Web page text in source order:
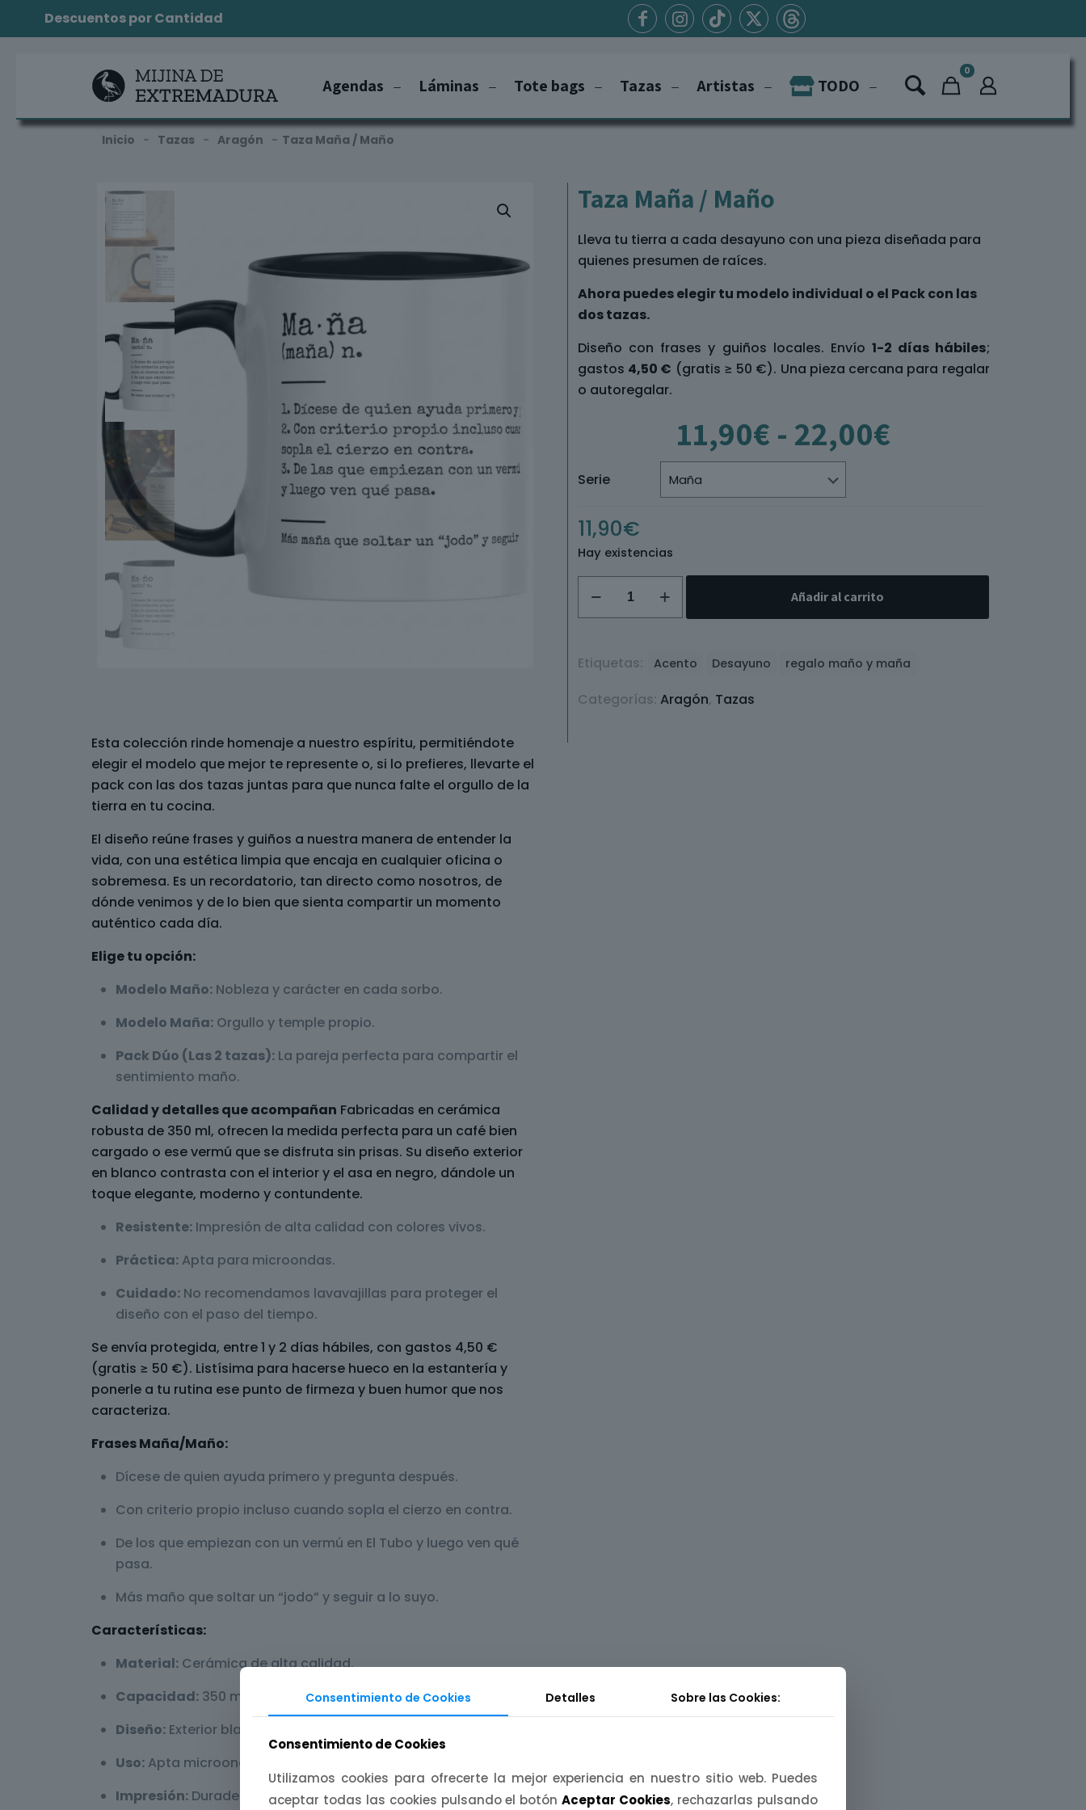
Descuentos por Cantidad
Agendas Láminas Tote bags Tazas Artistas TODO
0
Inicio - Tazas - Aragón - Taza Maña / Maño
Esta colección rinde homenaje a nuestro espíritu, permitiéndote
elegir el modelo que mejor te represente o, si lo prefieres, llevarte el
pack con las dos tazas juntas para que nunca falte el orgullo de la
tierra en tu cocina.
El diseño reúne frases y guiños a nuestra manera de entender la
vida, con una estética limpia que encaja en cualquier oficina o
sobremesa. Es un recordatorio, tan directo como nosotros, de
dónde venimos y de lo bien que sienta compartir un momento
auténtico cada día.
Elige tu opción:
Modelo Maño: Nobleza y carácter en cada sorbo.
Modelo Maña: Orgullo y temple propio.
Pack Dúo (Las 2 tazas): La pareja perfecta para compartir el
sentimiento maño.
Calidad y detalles que acompañan Fabricadas en cerámica
robusta de 350 ml, ofrecen la medida perfecta para un café bien
cargado o ese vermú que se disfruta sin prisas. Su diseño exterior
en blanco contrasta con el interior y el asa en negro, dándole un
toque elegante, moderno y contundente.
Resistente: Impresión de alta calidad con colores vivos.
Práctica: Apta para microondas.
Cuidado: No recomendamos lavavajillas para proteger el
diseño con el paso del tiempo.
Se envía protegida, entre 1 y 2 días hábiles, con gastos 4,50 €
(gratis ≥ 50 €). Listísima para hacerse hueco en la estantería y
ponerle a tu rutina ese punto de firmeza y buen humor que nos
caracteriza.
Frases Maña/Maño:
Dícese de quien ayuda primero y pregunta después.
Con criterio propio incluso cuando sopla el cierzo en contra.
De los que empiezan con un vermú en El Tubo y luego ven qué
pasa.
Más maño que soltar un “jodo” y seguir a lo suyo.
Características:
Material: Cerámica de alta calidad.
Capacidad: 350 ml.
Diseño: Exterior blanco con interior y asa negros.
Uso: Apta microondas; no recomendable lavavajillas.
Impresión: Duradera con textos/elementos locales.
Taza Maña / Maño
Lleva tu tierra a cada desayuno con una pieza diseñada para
quienes presumen de raíces.
Ahora puedes elegir tu modelo individual o el Pack con las
dos tazas.
Diseño con frases y guiños locales. Envío1-2 días hábiles;
gastos 4,50 € (gratis ≥ 50 €). Una pieza cercana para regalar
o autoregalar.
11,90€ - 22,00€
Serie
11,90€
Hay existencias
cantidad
Añadir al carrito
Etiquetas: Acento Desayuno regalo maño y maña
Categorías: Aragón, Tazas
Consentimiento de Cookies Detalles Sobre las Cookies:
Consentimiento de Cookies
Utilizamos cookies para ofrecerte la mejor experiencia en nuestro sitio web. Puedes
aceptar todas las cookies pulsando el botónAceptar Cookies, rechazarlas pulsando